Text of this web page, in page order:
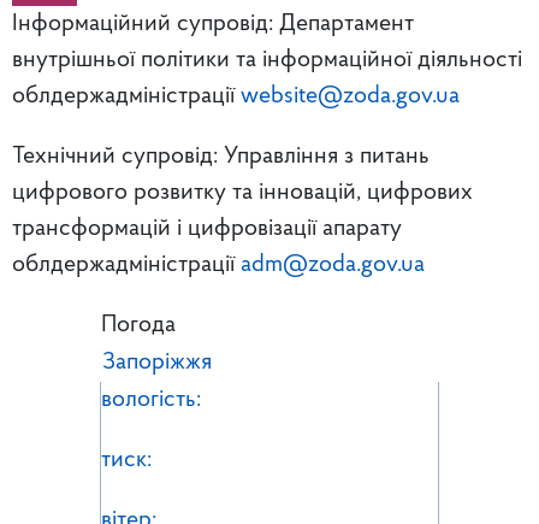
Інформаційний супровід: Департамент
внутрішньої політики та інформаційної діяльності
облдержадміністрації website@zoda.gov.ua
Технічний супровід: Управління з питань
цифрового розвитку та інновацій, цифрових
трансформацій і цифровізації апарату
облдержадміністрації adm@zoda.gov.ua
Погода
Запоріжжя
вологість:
тиск: